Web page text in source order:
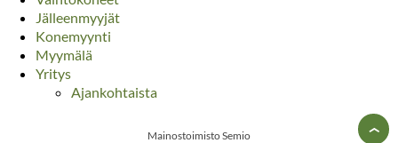
Jälleenmyyjät
Konemyynti
Myymälä
Yritys
Ajankohtaista
Mainostoimisto Semio ›